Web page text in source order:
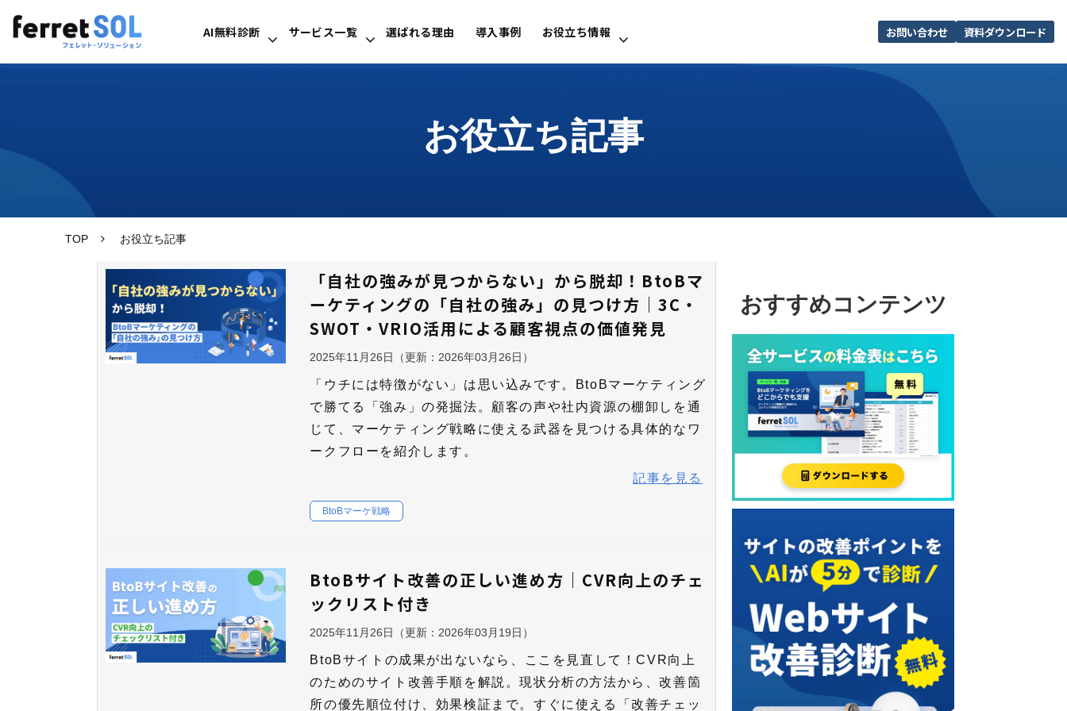
AI無料診断 サービス一覧 選ばれる理由 導入事例 お役立ち情報 お問い合わせ 資料ダウンロード
お役立ち記事
TOP お役立ち記事
「自社の強みが見つからない」から脱却！BtoBマ
ーケティングの「自社の強み」の見つけ方｜3C・
SWOT・VRIO活用による顧客視点の価値発見
2025年11月26日 （更新： 2026年03月26日 ）
「ウチには特徴がない」は思い込みです。BtoBマーケティング
で勝てる「強み」の発掘法。顧客の声や社内資源の棚卸しを通
じて、マーケティング戦略に使える武器を見つける具体的なワ
ークフローを紹介します。
記事を見る
BtoBマーケ戦略
BtoBサイト改善の正しい進め方｜CVR向上のチェ
ックリスト付き
2025年11月26日 （更新： 2026年03月19日 ）
BtoBサイトの成果が出ないなら、ここを見直して！CVR向上
のためのサイト改善手順を解説。現状分析の方法から、改善箇
所の優先順位付け、効果検証まで。すぐに使える「改善チェッ
おすすめコンテンツ